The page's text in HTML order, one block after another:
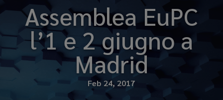
Assemblea EuPC
l’1 e 2 giugno a
Madrid
Feb 24, 2017